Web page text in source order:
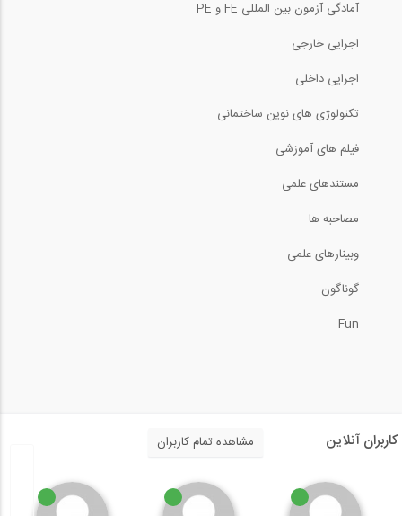
آمادگی آزمون بین المللی FE و PE
اجرایی خارجی
اجرایی داخلی
تکنولوژی های نوین ساختمانی
فیلم های آموزشی
مستندهای علمی
مصاحبه ها
وبینارهای علمی
گوناگون
Fun
کاربران آنلاین مشاهده تمام کاربران